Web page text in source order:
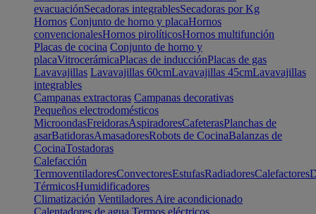
evacuaciónSecadoras integrablesSecadoras por Kg
Hornos Conjunto de horno y placaHornos
convencionalesHornos pirolíticosHornos multifunción
Placas de cocina Conjunto de horno y
placaVitrocerámicaPlacas de inducciónPlacas de gas
Lavavajillas Lavavajillas 60cmLavavajillas 45cmLavavajillas
integrables
Campanas extractoras Campanas decorativas
Pequeños electrodomésticos
MicroondasFreidorasAspiradoresCafeterasPlanchas de
asarBatidorasAmasadoresRobots de CocinaBalanzas de
CocinaTostadoras
Calefacción
TermoventiladoresConvectoresEstufasRadiadoresCalefactores
TérmicosHumidificadores
Climatización Ventiladores Aire acondicionado
Calentadores de agua Termos eléctricos